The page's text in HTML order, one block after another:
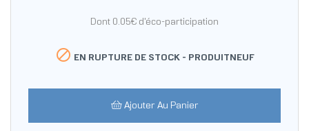
Dont 0.05€ d'éco-participation
 EN RUPTURE DE STOCK - PRODUITNEUF
Ajouter Au Panier